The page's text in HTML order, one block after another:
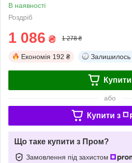
В наявності
Роздріб
1 086 ₴ 1 278 ₴
Економія 192 ₴ Залишилось
Купити
або
Купити з
Що таке купити з Пром?
Замовлення під захистом